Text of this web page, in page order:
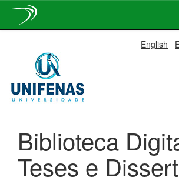
navigation
English
Biblioteca
Teses e